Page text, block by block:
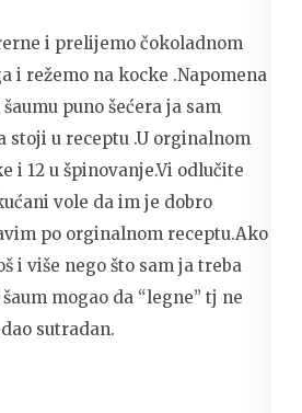
i prelijemo čokoladnom
i režemo na kocke .Napomena
puno šećera ja sam
stoji u receptu .U orginalnom
i 12 u špinovanje.Vi odlučite
vole da im je dobro
po orginalnom receptu.Ako
i više nego što sam ja treba
mogao da “legne” tj ne
sutradan.